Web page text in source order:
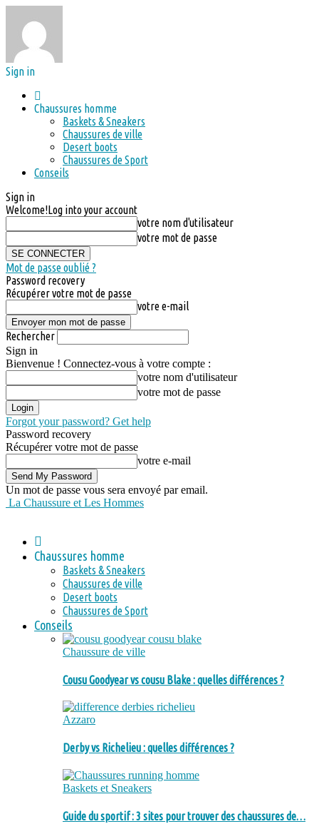
Sign in
Chaussures homme
Baskets & Sneakers
Chaussures de ville
Desert boots
Chaussures de Sport
Conseils
Sign in
Welcome!Log into your account
votre nom d'utilisateur
votre mot de passe
Mot de passe oublié ?
Password recovery
Récupérer votre mot de passe
votre e-mail
Rechercher
Sign in
Bienvenue ! Connectez-vous à votre compte :
votre nom d'utilisateur
votre mot de passe
Forgot your password? Get help
Password recovery
Récupérer votre mot de passe
votre e-mail
Un mot de passe vous sera envoyé par email.
La Chaussure et Les Hommes
Chaussures homme
Baskets & Sneakers
Chaussures de ville
Desert boots
Chaussures de Sport
Conseils
Chaussure de ville
Cousu Goodyear vs cousu Blake : quelles différences ?
Azzaro
Derby vs Richelieu : quelles différences ?
Baskets et Sneakers
Guide du sportif : 3 sites pour trouver des chaussures de…